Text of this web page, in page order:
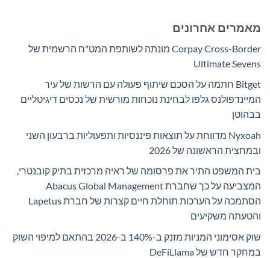
מאמרים אחרונים
Corpay Cross-Border מונתה לשותפת המט"ח הרשמית של
Ultimate Sevens
Bitget חתמה על הסכם שיתוף פעולה עם הרשות של עיר
המיינדפולנס גלפו לבחינת נוכחות מורשית של נכסים דיגיטליים
בבהוטן
Nyxoah מדווחת על תוצאות פיננסיות ותפעוליות ברבעון השני
ובמחצית הראשונה של 2026
בית המשפט התיר את פרסומה של ראיה מרכזית בתיק קובנטרי,
המצביעה על כך שחברת Abacus Global Management
הסתמכה על הערכות תוחלת חיים קצרות של חברת Lapetus
והטעתה משקיעים
שוק אסימוני המניות מזנק ב-140% ב-2026 בהתאם למיפוי השוק
במחקר חדש של DeFiLlama